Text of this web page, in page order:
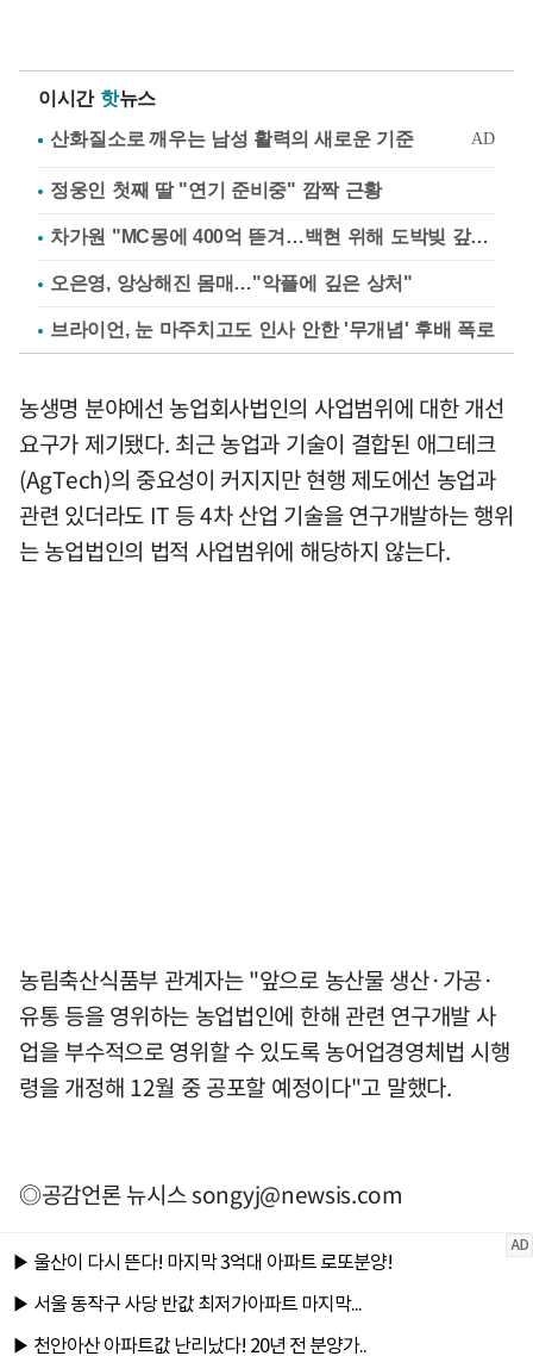
이시간 핫뉴스
정웅인 첫째 딸 "연기 준비중" 깜짝 근황
차가원 "MC몽에 400억 뜯겨…백현 위해 도박빚 갚아줘"
오은영, 앙상해진 몸매…"악플에 깊은 상처"
브라이언, 눈 마주치고도 인사 안한 '무개념' 후배 폭로
농생명 분야에선 농업회사법인의 사업범위에 대한 개선
요구가 제기됐다. 최근 농업과 기술이 결합된 애그테크
(AgTech)의 중요성이 커지지만 현행 제도에선 농업과
관련 있더라도 IT 등 4차 산업 기술을 연구개발하는 행위
는 농업법인의 법적 사업범위에 해당하지 않는다.
농림축산식품부 관계자는 "앞으로 농산물 생산·가공·
유통 등을 영위하는 농업법인에 한해 관련 연구개발 사
업을 부수적으로 영위할 수 있도록 농어업경영체법 시행
령을 개정해 12월 중 공포할 예정이다"고 말했다.
◎공감언론 뉴시스songyj@newsis.com